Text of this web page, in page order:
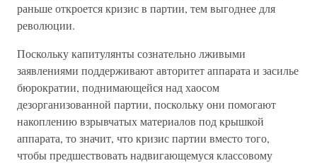
раньше откроется кризис в партии, тем выгоднее для
революции.
Поскольку капитулянты сознательно лживыми
заявлениями поддерживают авторитет аппарата и засилье
бюрократии, поднимающейся над хаосом
дезорганизованной партии, поскольку они помогают
накоплению взрывчатых материалов под крышкой
аппарата, то значит, что кризис партии вместо того,
чтобы предшествовать надвигающемуся классовому